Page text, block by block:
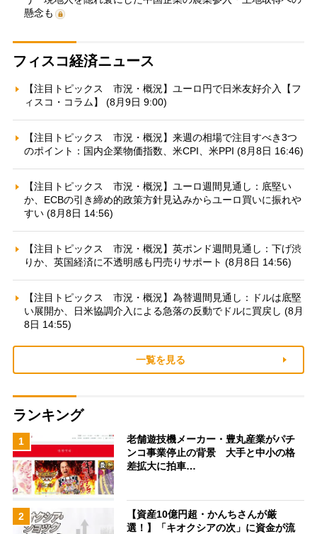
懸念も
フィスコ経済ニュース
【注目トピックス 市況・概況】ユーロ円で日米友好介入【フ
ィスコ・コラム】 (8月9日 9:00)
【注目トピックス 市況・概況】来週の相場で注目すべき3つ
のポイント：国内企業物価指数、米CPI、米PPI (8月8日 16:46)
【注目トピックス 市況・概況】ユーロ週間見通し：底堅い
か、ECBの引き締め的政策方針見込みからユーロ買いに振れや
すい (8月8日 14:56)
【注目トピックス 市況・概況】英ポンド週間見通し：下げ渋
りか、英国経済に不透明感も円売りサポート (8月8日 14:56)
【注目トピックス 市況・概況】為替週間見通し：ドルは底堅
い展開か、日米協調介入による急落の反動でドルに買戻し (8月
8日 14:55)
一覧を見る
ランキング
1
老舗遊技機メーカー・豊丸産業がパチ
ンコ事業停止の背景 大手と中小の格
差拡大に拍車…
2
【資産10億円超・かんちさんが厳
選！】「キオクシアの次」に資金が流